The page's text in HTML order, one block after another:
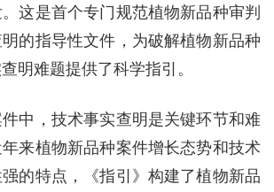
这是首个专门规范植物新品种审判
的指导性文件，为破解植物新品种
明难题提供了科学指引。
中，技术事实查明是关键环节和难
来植物新品种案件增长态势和技术
的特点，《指引》构建了植物新品